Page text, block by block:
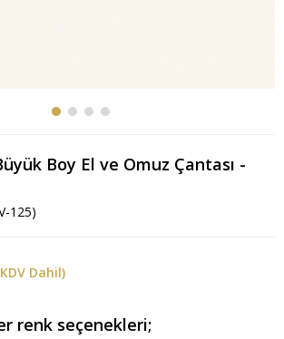
Boy El ve Omuz Çantası -
125)
Dahil)
renk seçenekleri;